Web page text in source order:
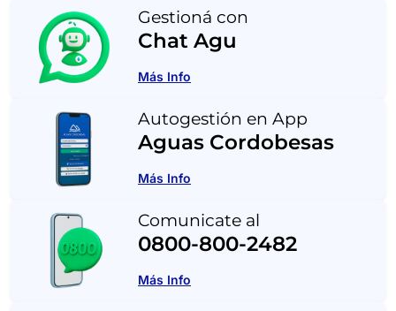
Gestioná con
Chat Agu
Más Info
Autogestión en App
Aguas Cordobesas
Más Info
Comunicate al
0800-800-2482
Más Info